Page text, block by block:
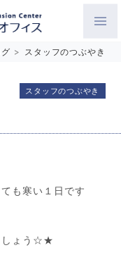
> スタッフのつぶやき
スタッフのつぶやき
も寒い１日です
しょう☆★